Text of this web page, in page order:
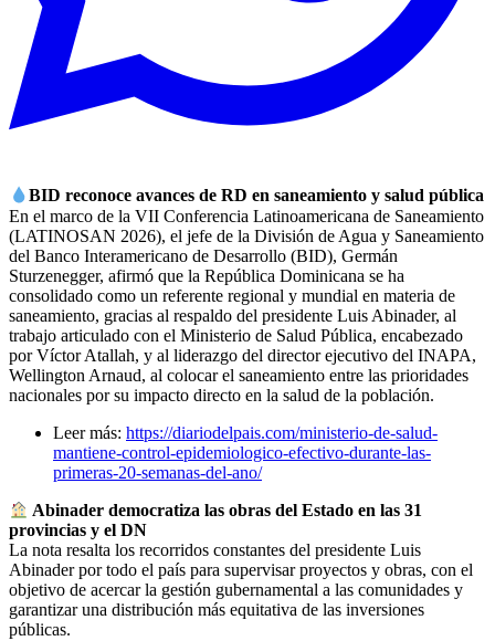
BID reconoce avances de RD en saneamiento y salud pública
En el marco de la VII Conferencia Latinoamericana de Saneamiento
(LATINOSAN 2026), el jefe de la División de Agua y Saneamiento
del Banco Interamericano de Desarrollo (BID), Germán
Sturzenegger, afirmó que la República Dominicana se ha
consolidado como un referente regional y mundial en materia de
saneamiento, gracias al respaldo del presidente Luis Abinader, al
trabajo articulado con el Ministerio de Salud Pública, encabezado
por Víctor Atallah, y al liderazgo del director ejecutivo del INAPA,
Wellington Arnaud, al colocar el saneamiento entre las prioridades
nacionales por su impacto directo en la salud de la población.
Leer más: https://diariodelpais.com/ministerio-de-salud-
mantiene-control-epidemiologico-efectivo-durante-las-
primeras-20-semanas-del-ano/
Abinader democratiza las obras del Estado en las 31
provincias y el DN
La nota resalta los recorridos constantes del presidente Luis
Abinader por todo el país para supervisar proyectos y obras, con el
objetivo de acercar la gestión gubernamental a las comunidades y
garantizar una distribución más equitativa de las inversiones
públicas.